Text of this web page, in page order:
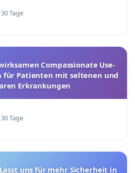
Tage
Compassionate Use-
für Patienten mit seltenen und
Erkrankungen
Tage
uns für mehr Sicherheit in